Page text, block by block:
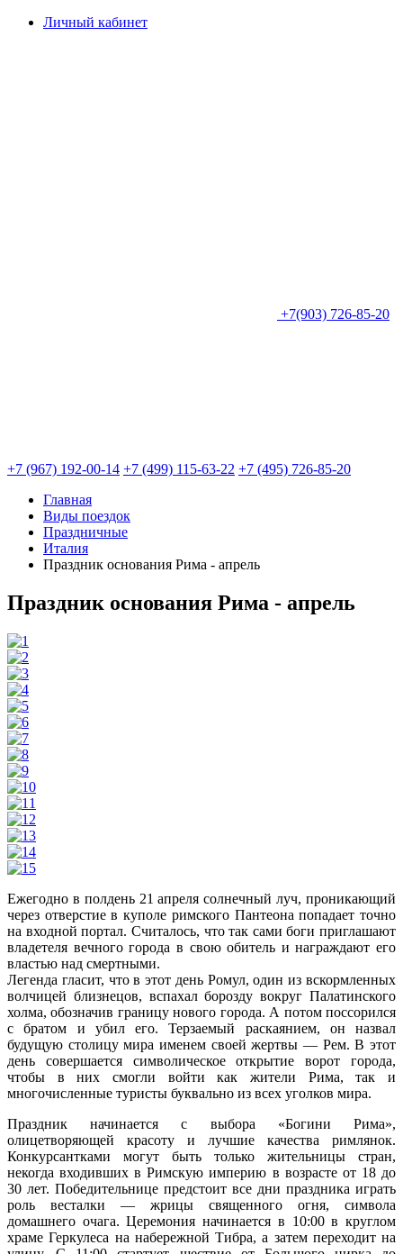
Личный кабинет
+7(903) 726-85-20
+7 (967) 192-00-14 +7 (499) 115-63-22 +7 (495) 726-85-20
Главная
Виды поездок
Праздничные
Италия
Праздник основания Рима - апрель
Праздник основания Рима - апрель
Ежегодно в полдень 21 апреля солнечный луч, проникающий
через отверстие в куполе римского Пантеона попадает точно
на входной портал. Считалось, что так сами боги приглашают
владетеля вечного города в свою обитель и награждают его
властью над смертными.
Легенда гласит, что в этот день Ромул, один из вскормленных
волчицей близнецов, вспахал борозду вокруг Палатинского
холма, обозначив границу нового города. А потом поссорился
с братом и убил его. Терзаемый раскаянием, он назвал
будущую столицу мира именем своей жертвы — Рем. В этот
день совершается символическое открытие ворот города,
чтобы в них смогли войти как жители Рима, так и
многочисленные туристы буквально из всех уголков мира.
Праздник начинается с выбора «Богини Рима»,
олицетворяющей красоту и лучшие качества римлянок.
Конкурсантками могут быть только жительницы стран,
некогда входивших в Римскую империю в возрасте от 18 до
30 лет. Победительнице предстоит все дни праздника играть
роль весталки — жрицы священного огня, символа
домашнего очага. Церемония начинается в 10:00 в круглом
храме Геркулеса на набережной Тибра, а затем переходит на